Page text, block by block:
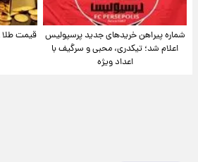
شماره پیراهن خریدهای جدید پرسپولیس
اعلام شد؛ تیکدری، محبی و سرگیف با
اعداد ویژه